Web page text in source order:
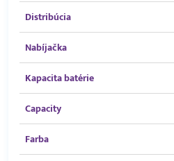
Distribúcia
Nabíjačka
Kapacita batérie
Capacity
Farba